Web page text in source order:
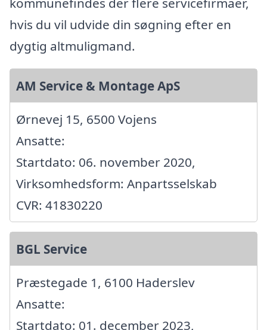
hvis du vil udvide din søgning efter en
dygtig altmuligmand.
AM Service & Montage ApS
Ørnevej 15, 6500 Vojens
Ansatte:
Startdato: 06. november 2020,
Virksomhedsform: Anpartsselskab
CVR: 41830220
BGL Service
Præstegade 1, 6100 Haderslev
Ansatte:
Startdato: 01. december 2023,